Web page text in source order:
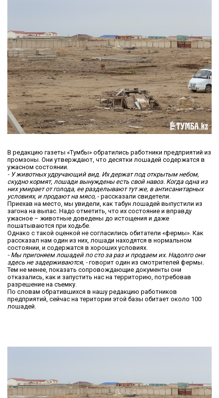
В редакцию газеты «Тумбы» обратились работники предприятий из
промзоны. Они утверждают, что десятки лошадей содержатся в
ужасном состоянии.
- У животных удручающий вид. Их держат под открытым небом,
скудно кормят, лошади вынуждены есть свой навоз. Когда одна из
них умирает от голода, ее разделывают тут же, в антисанитарных
условиях, и продают на мясо, - рассказали свидетели.
Приехав на место, мы увидели, как табун лошадей выпустили из
загона на выпас. Надо отметить, что их состояние и вправду
ужасное – животные доведены до истощения и даже
пошатываются при ходьбе.
Однако с такой оценкой не согласились обитатели «фермы». Как
рассказал нам один из них, лошади находятся в нормальном
состоянии, и содержатся в хороших условиях.
- Мы пригоняем лошадей по сто за раз и продаем их. Надолго они
здесь не задерживаются, -говорит один из смотрителей фермы.
Тем не менее, показать сопровождающие документы они
отказались, как и запустить нас на территорию, потребовав
разрешение на съемку.
По словам обратившихся в нашу редакцию работников
предприятий, сейчас на територии этой базы обитает около 100
лошадей.